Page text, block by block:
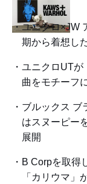
ユニクロ×JW
期から着想し
ユニクロUT
曲をモチーフ
ブルックス ブ
はスヌーピー
展開
B Corpを取得
「カリウマ」